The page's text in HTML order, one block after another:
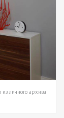
личного архива